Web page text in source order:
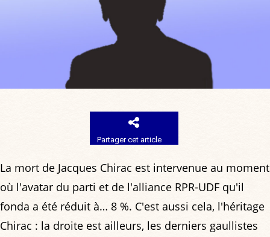
Partager cet article
La mort de Jacques Chirac est intervenue au moment
où l'avatar du parti et de l'alliance RPR-UDF qu'il
fonda a été réduit à… 8 %. C'est aussi cela, l'héritage
Chirac : la droite est ailleurs, les derniers gaullistes